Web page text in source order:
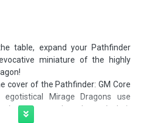
table, expand your Pathfinder
miniature of the highly
cover of the Pathfinder: GM Core
Mirage Dragons use
hallucinatory breath, and their
to mislead and confound their